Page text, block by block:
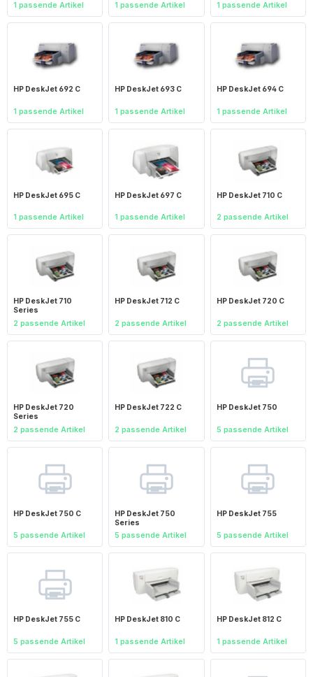
1 passende Artikel 1 passende Artikel 1 passende Artikel
HP DeskJet 692 C
1 passende Artikel
HP DeskJet 693 C
1 passende Artikel
HP DeskJet 694 C
1 passende Artikel
HP DeskJet 695 C
1 passende Artikel
HP DeskJet 697 C
1 passende Artikel
HP DeskJet 710 C
2 passende Artikel
HP DeskJet 710
Series
2 passende Artikel
HP DeskJet 712 C
2 passende Artikel
HP DeskJet 720 C
2 passende Artikel
HP DeskJet 720
Series
2 passende Artikel
HP DeskJet 722 C
2 passende Artikel
HP DeskJet 750
5 passende Artikel
HP DeskJet 750 C
5 passende Artikel
HP DeskJet 750
Series
5 passende Artikel
HP DeskJet 755
5 passende Artikel
HP DeskJet 755 C
5 passende Artikel
HP DeskJet 810 C
1 passende Artikel
HP DeskJet 812 C
1 passende Artikel